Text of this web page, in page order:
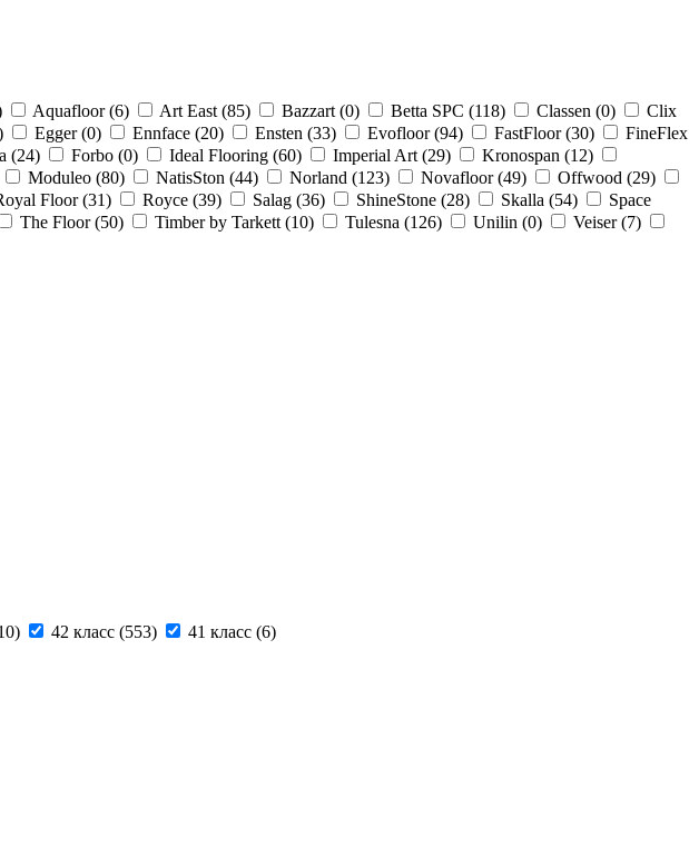
Aquafloor (6) Art East (85) Bazzart (0) Betta SPC (118) Classen (0)
Clix
Egger (0) Ennface (20) Ensten (33) Evofloor (94) FastFloor (30)
FineFlex
(24) Forbo (0) Ideal Flooring (60) Imperial Art (29) Kronospan (12)
Moduleo (80) NatisSton (44) Norland (123) Novafloor (49) Offwood (29)
Floor (31) Royce (39) Salag (36) ShineStone (28) Skalla (54)
Space
The Floor (50) Timber by Tarkett (10) Tulesna (126) Unilin (0) Veiser (7)
) 42 класс (553) 41 класс (6)